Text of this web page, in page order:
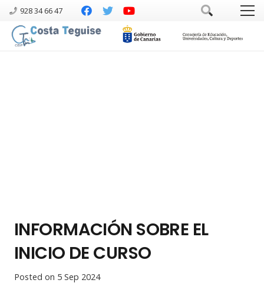
928 34 66 47
INFORMACIÓN SOBRE EL
INICIO DE CURSO
Posted on 5 Sep 2024